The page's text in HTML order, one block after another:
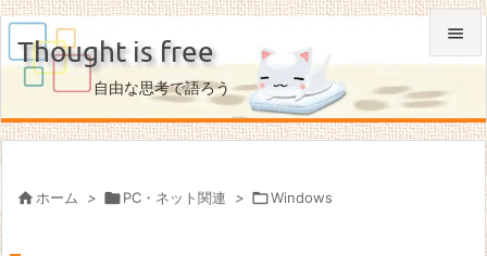
Thought is free
自由な思考で語ろう

メニュ

 ホーム > PC・ネット関連 > Windows